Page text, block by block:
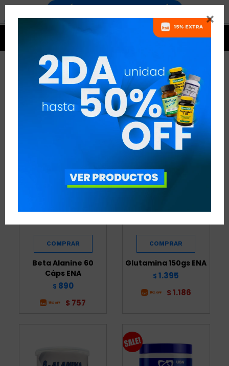

AMINOÁCIDOS
RECOMENDADOS
Beta Alanine 60
Cáps ENA
$ 890
$ 757
Glutamina 150gs ENA
$ 1.395
$ 1.186